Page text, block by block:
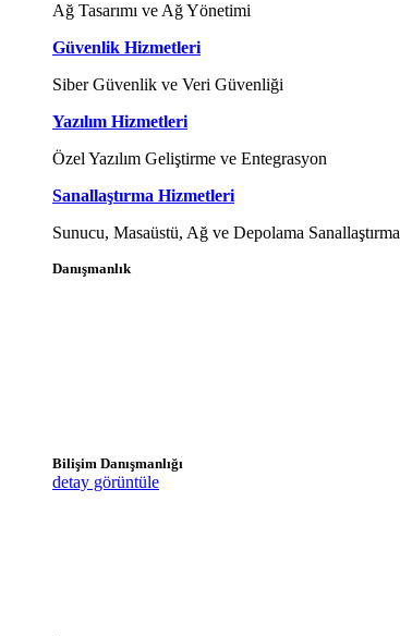
Ağ Tasarımı ve Ağ Yönetimi
Güvenlik Hizmetleri
Siber Güvenlik ve Veri Güvenliği
Yazılım Hizmetleri
Özel Yazılım Geliştirme ve Entegrasyon
Sanallaştırma Hizmetleri
Sunucu, Masaüstü, Ağ ve Depolama Sanallaştırma
Danışmanlık
Bilişim Danışmanlığı
detay görüntüle